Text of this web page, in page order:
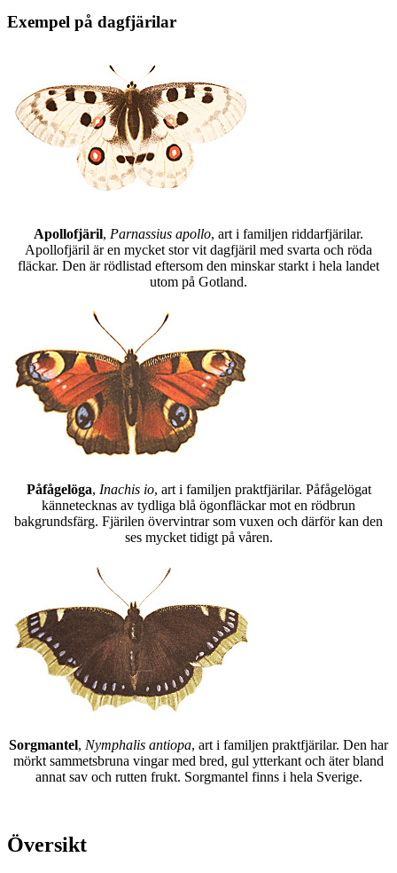
Exempel på dagfjärilar
Apollofjäril, Parnassius apollo, art i familjen riddarfjärilar.
Apollofjäril är en mycket stor vit dagfjäril med svarta och röda
fläckar. Den är rödlistad eftersom den minskar starkt i hela landet
utom på Gotland.
Påfågelöga, Inachis io, art i familjen praktfjärilar. Påfågelögat
kännetecknas av tydliga blå ögonfläckar mot en rödbrun
bakgrundsfärg. Fjärilen övervintrar som vuxen och därför kan den
ses mycket tidigt på våren.
Sorgmantel, Nymphalis antiopa, art i familjen praktfjärilar. Den har
mörkt sammetsbruna vingar med bred, gul ytterkant och äter bland
annat sav och rutten frukt. Sorgmantel finns i hela Sverige.
Översikt